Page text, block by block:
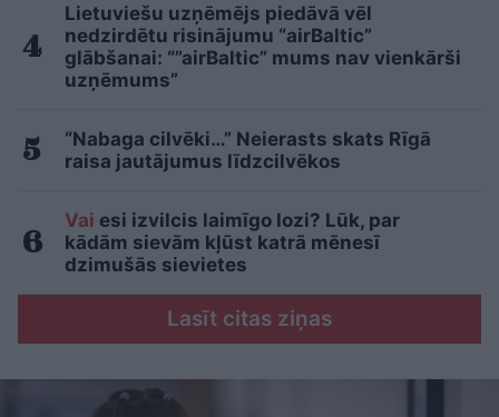
Lietuviešu uzņēmējs piedāvā vēl
nedzirdētu risinājumu “airBaltic”
glābšanai: “”airBaltic” mums nav vienkārši
uzņēmums”
“Nabaga cilvēki…” Neierasts skats Rīgā
raisa jautājumus līdzcilvēkos
Vai esi izvilcis laimīgo lozi? Lūk, par
kādām sievām kļūst katrā mēnesī
dzimušās sievietes
Lasīt citas ziņas